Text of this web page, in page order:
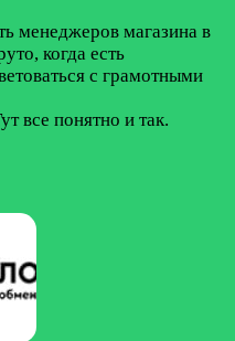
менеджеров магазина в
когда есть
с грамотными
все понятно и так.